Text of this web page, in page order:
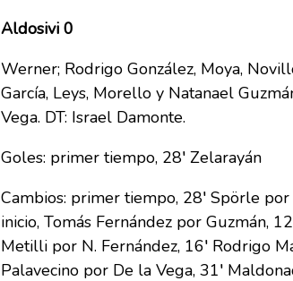
Aldosivi 0
Werner; Rodrigo González, Moya,
García, Leys, Morello y Natanael
Vega. DT: Israel Damonte.
Goles: primer tiempo, 28′ Zelarayán
Cambios: primer tiempo, 28′ Spörle
inicio, Tomás Fernández por Guzmán,
Metilli por N. Fernández, 16′ Rodrigo
Palavecino por De la Vega, 31′